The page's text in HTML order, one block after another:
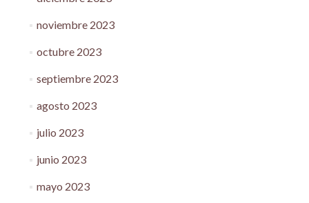
noviembre 2023
octubre 2023
septiembre 2023
agosto 2023
julio 2023
junio 2023
mayo 2023